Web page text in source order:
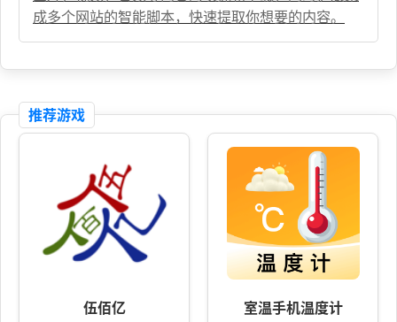
成多个网站的智能脚本，快速提取你想要的内容。
推荐游戏
伍佰亿 室温手机温度计